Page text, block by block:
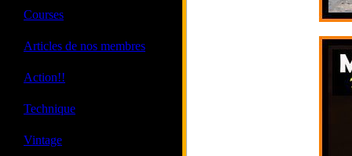
Courses
Articles de nos membres
Action!!
Technique
Vintage